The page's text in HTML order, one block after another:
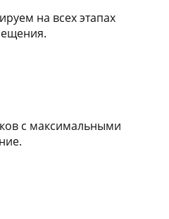
на всех этапах
с максимальными